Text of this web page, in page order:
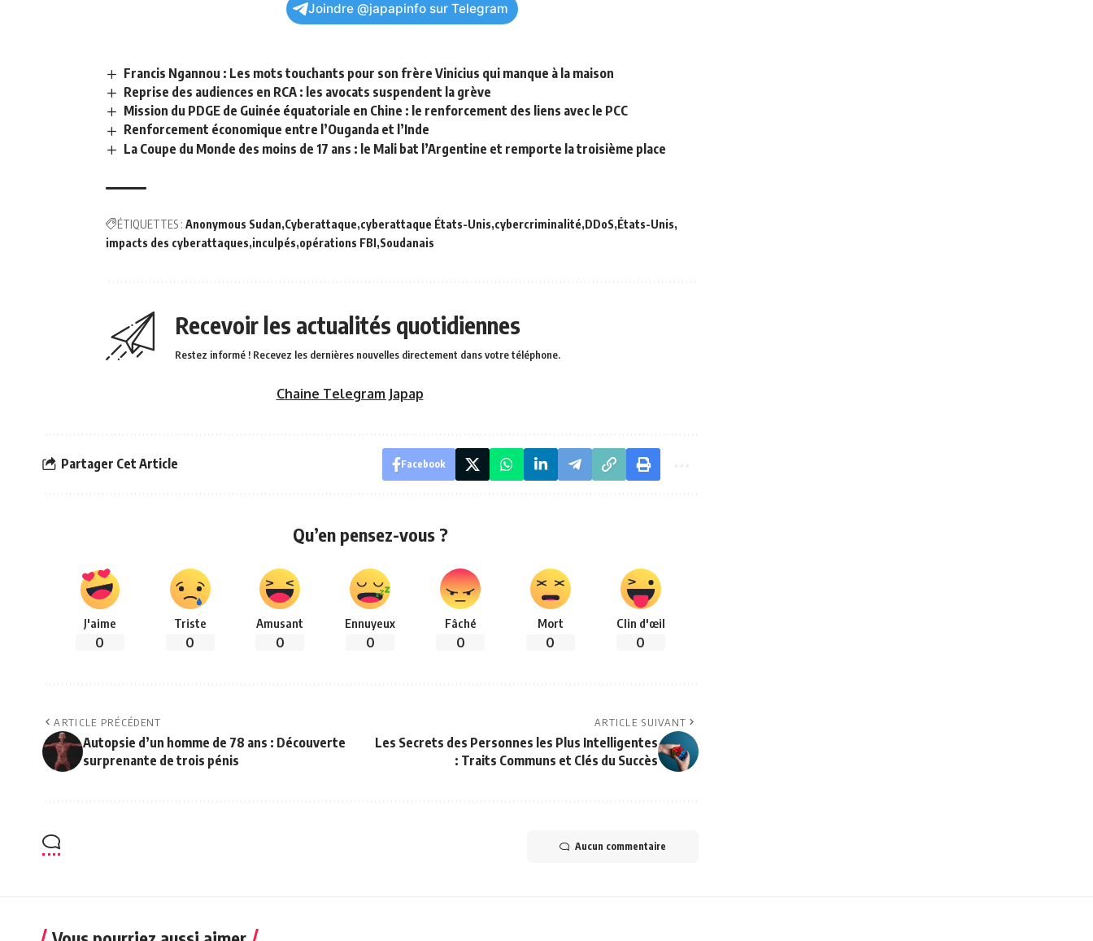
Joindre @japapinfo sur Telegram
Francis Ngannou : Les mots touchants pour son frère Vinicius qui manque à la maison
Reprise des audiences en RCA : les avocats suspendent la grève
Mission du PDGE de Guinée équatoriale en Chine : le renforcement des liens avec le PCC
Renforcement économique entre l’Ouganda et l’Inde
La Coupe du Monde des moins de 17 ans : le Mali bat l’Argentine et remporte la troisième place
ÉTIQUETTES : Anonymous Sudan Cyberattaque cyberattaque États-Unis cybercriminalité DDoS États-Unis
impacts des cyberattaques inculpés opérations FBI Soudanais
Recevoir les actualités quotidiennes
Restez informé ! Recevez les dernières nouvelles directement dans votre téléphone.
Chaine Telegram Japap
Partager Cet Article Facebook
Qu’en pensez-vous ?
J'aime
0
Triste
0
Amusant
0
Ennuyeux
0
Fâché
0
Mort
0
Clin d'œil
0
ARTICLE PRÉCÉDENT
Autopsie d’un homme de 78 ans : Découverte
surprenante de trois pénis
ARTICLE SUIVANT
Les Secrets des Personnes les Plus Intelligentes
: Traits Communs et Clés du Succès
Aucun commentaire